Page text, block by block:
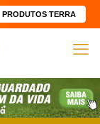
PRODUTOS TERRA